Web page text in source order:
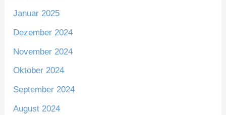
Januar 2025
Dezember 2024
November 2024
Oktober 2024
September 2024
August 2024